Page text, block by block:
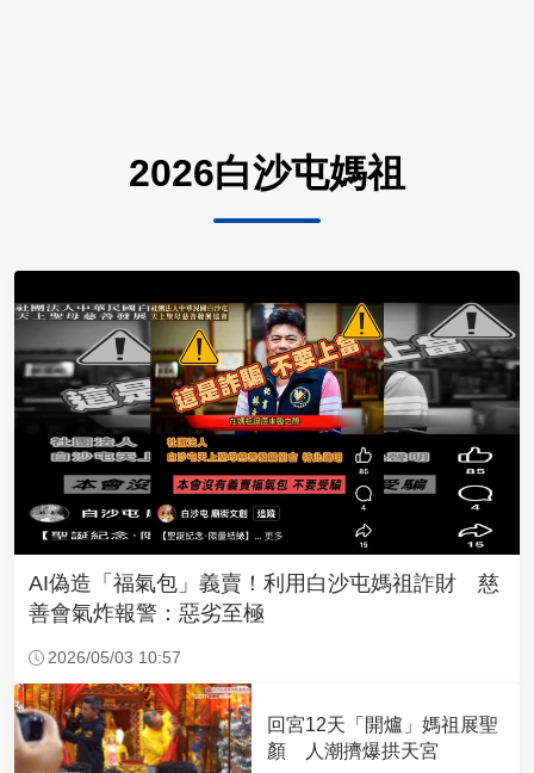
2026白沙屯媽祖
AI偽造「福氣包」義賣！利用白沙屯媽祖詐財 慈
善會氣炸報警：惡劣至極
2026/05/03 10:57
回宮12天「開爐」媽祖展聖
顏 人潮擠爆拱天宮